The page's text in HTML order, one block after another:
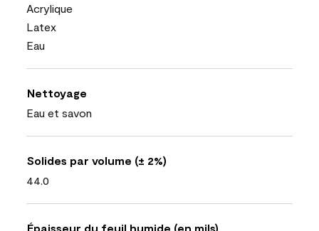
Acrylique
Latex
Eau
Nettoyage
Eau et savon
Solides par volume (± 2%)
44.0
Épaisseur du feuil humide (en mils)